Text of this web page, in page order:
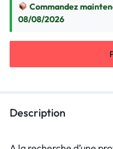
Commandez
08/08/2026
Description